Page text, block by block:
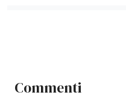
Commenti